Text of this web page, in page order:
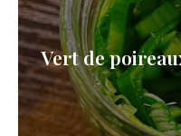
Vert de